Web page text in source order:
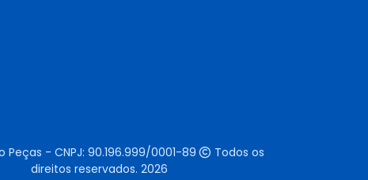
Peças - CNPJ: 90.196.999/0001-89
Todos os
direitos reservados. 2026